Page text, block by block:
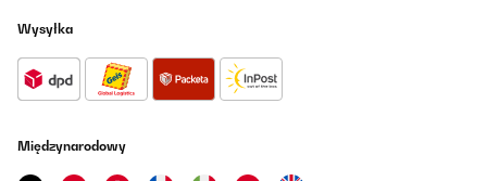
Wysyłka
Międzynarodowy